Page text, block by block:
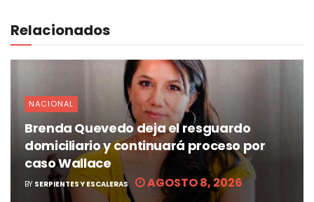
Relacionados
NACIONAL
Brenda Quevedo deja el resguardo
domiciliario y continuará proceso por
caso Wallace
BY SERPIENTES Y ESCALERAS AGOSTO 8, 2026